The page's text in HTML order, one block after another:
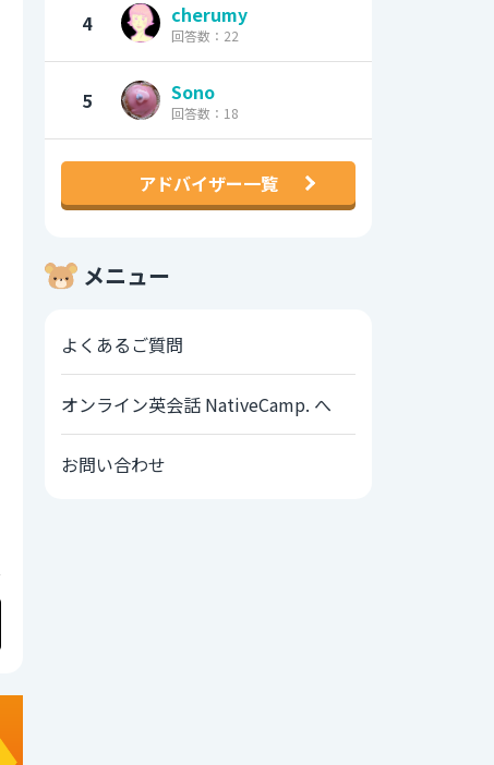
4 cherumy
回答数：22
5 Sono
回答数：18
アドバイザー一覧
メニュー
よくあるご質問
オンライン英会話 NativeCamp. へ
お問い合わせ